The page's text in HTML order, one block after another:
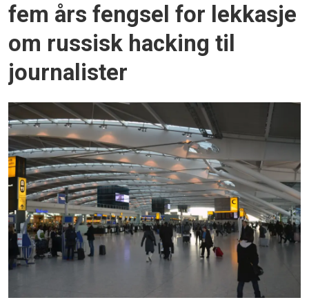
fem års fengsel for lekkasje
om russisk hacking til
journalister